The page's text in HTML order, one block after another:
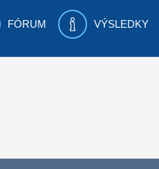
FÓRUM VÝSLEDKY